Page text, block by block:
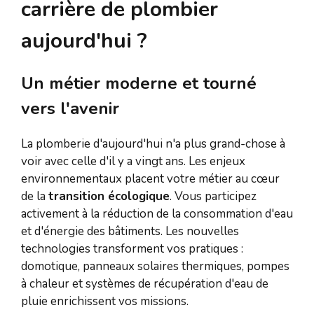
carrière de plombier
aujourd'hui ?
Un métier moderne et tourné
vers l'avenir
La plomberie d'aujourd'hui n'a plus grand-chose à
voir avec celle d'il y a vingt ans. Les enjeux
environnementaux placent votre métier au cœur
de la transition écologique. Vous participez
activement à la réduction de la consommation d'eau
et d'énergie des bâtiments. Les nouvelles
technologies transforment vos pratiques :
domotique, panneaux solaires thermiques, pompes
à chaleur et systèmes de récupération d'eau de
pluie enrichissent vos missions.